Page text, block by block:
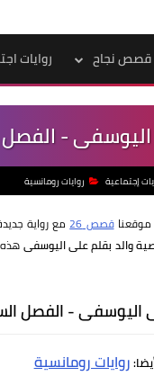
قصص نجاح روايات
اليوسفى -
إجتماعية روايات رومانسية
موقعناقصص 26 مع رواية
والد بقلم على اليوسفىهذه
اليوسفى - الفصل
روايات رومانسية